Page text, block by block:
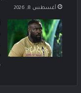
أغسطس 8, 2026